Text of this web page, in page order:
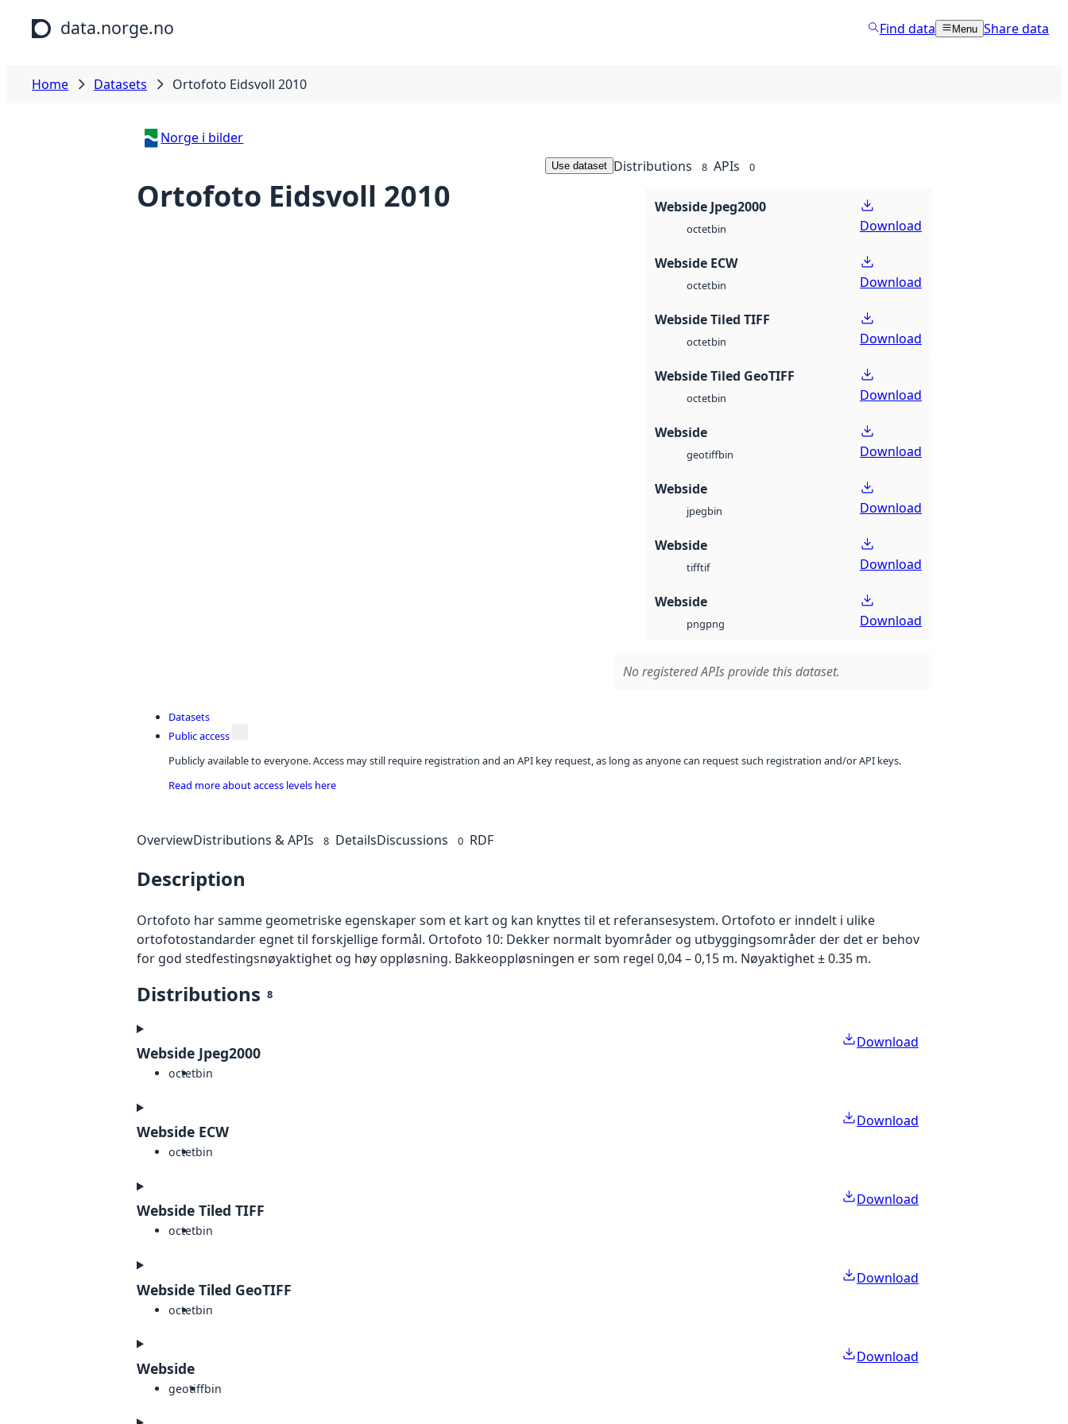
Skip to main content
data.norge.no Find data Menu Share data
Home Datasets Ortofoto Eidsvoll 2010
Norge i bilder
Ortofoto Eidsvoll 2010
Use dataset Distributions 8 APIs 0
Webside Jpeg2000
octetbin Download
Webside ECW
octetbin Download
Webside Tiled TIFF
octetbin Download
Webside Tiled GeoTIFF
octetbin Download
Webside
geotiffbin Download
Webside
jpegbin Download
Webside
tifftif Download
Webside
pngpng Download
No registered APIs provide this dataset.
Datasets
Public access
Publicly available to everyone. Access may still require registration and an API key request, as long as anyone can request such registration and/or API keys.
Read more about access levels here
OverviewDistributions & APIs 8 DetailsDiscussions 0 RDF
Description
Ortofoto har samme geometriske egenskaper som et kart og kan knyttes til et referansesystem. Ortofoto er inndelt i ulike
ortofotostandarder egnet til forskjellige formål. Ortofoto 10: Dekker normalt byområder og utbyggingsområder der det er behov
for god stedfestingsnøyaktighet og høy oppløsning. Bakkeoppløsningen er som regel 0,04 – 0,15 m. Nøyaktighet ± 0.35 m.
Distributions 8
Webside Jpeg2000
octetbin
Download
Webside ECW
octetbin
Download
Webside Tiled TIFF
octetbin
Download
Webside Tiled GeoTIFF
octetbin
Download
Webside
geotiffbin
Download